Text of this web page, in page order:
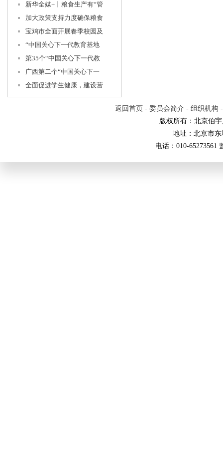
新华全媒+丨粮食生产有“管
加大政策支持力度确保粮食
宝鸡市全面开展春季校园及
“中国关心下一代教育基地
第35个“中国关心下一代教
广西第二个“中国关心下一
全面促进学生健康，建设营
返回首页 -委员会简介 -组织机构
版权所有：北京伯
地址：北京市
电话：010-65273561